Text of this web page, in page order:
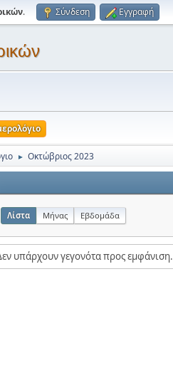
. Σύνδεση Εγγραφή
► Οκτώβριος 2023
Λίστα Μήνας Εβδομάδα
υπάρχουν γεγονότα προς εμφάνιση.